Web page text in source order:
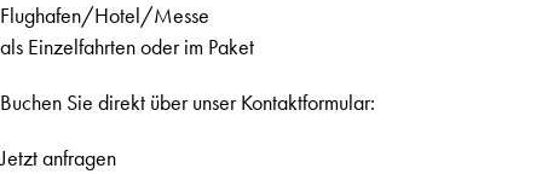
Flughafen/Hotel/Messe
als Einzelfahrten oder im Paket
Buchen Sie direkt über unser Kontaktformular:
Jetzt anfragen